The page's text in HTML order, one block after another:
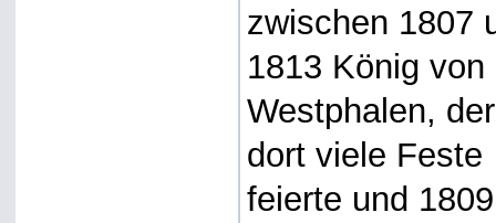
zwischen 1807
1813 König von
Westphalen, der
dort viele Feste
feierte und 1809